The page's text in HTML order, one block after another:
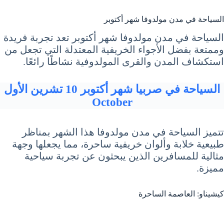
السياحة في مدن مولدوفا شهر أكتوبر
السياحة في مدن مولدوفا شهر أكتوبر تعد تجربة فريدة
وممتعة بفضل الأجواء الخريفية المعتدلة التي تجعل من
استكشاف المدن والقرى المولدوفية نشاطًا رائعًا.
السياحة في صربيا شهر أكتوبر 10 تشرين الأول
October
تتميز السياحة في مدن مولدوفا هذا الشهر بمناظر
طبيعية خلابة وألوان خريفية ساحرة، مما يجعلها وجهة
مثالية للمسافرين الذين يبحثون عن تجربة سياحية
مميزة.
كيشيناو: العاصمة الساحرة